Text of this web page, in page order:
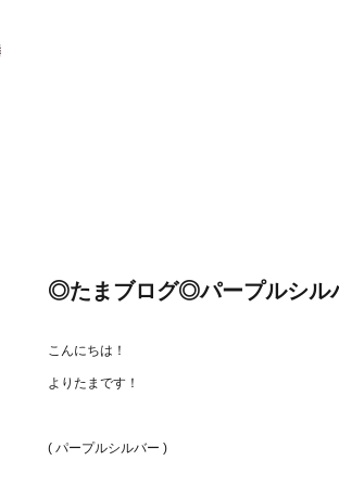
◎たまブログ◎パープルシル
こんにちは！
よりたまです！
( パープルシルバー )